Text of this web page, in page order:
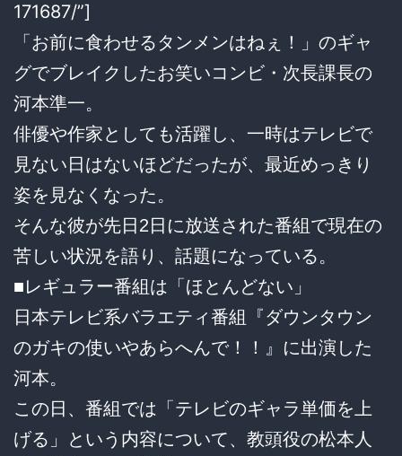
171687/”]
「お前に食わせるタンメンはねぇ！」のギャ
グでブレイクしたお笑いコンビ・次長課長の
河本準一。
俳優や作家としても活躍し、一時はテレビで
見ない日はないほどだったが、最近めっきり
姿を見なくなった。
そんな彼が先日2日に放送された番組で現在の
苦しい状況を語り、話題になっている。
■レギュラー番組は「ほとんどない」
日本テレビ系バラエティ番組『ダウンタウン
のガキの使いやあらへんで！！』に出演した
河本。
この日、番組では「テレビのギャラ単価を上
げる」という内容について、教頭役の松本人